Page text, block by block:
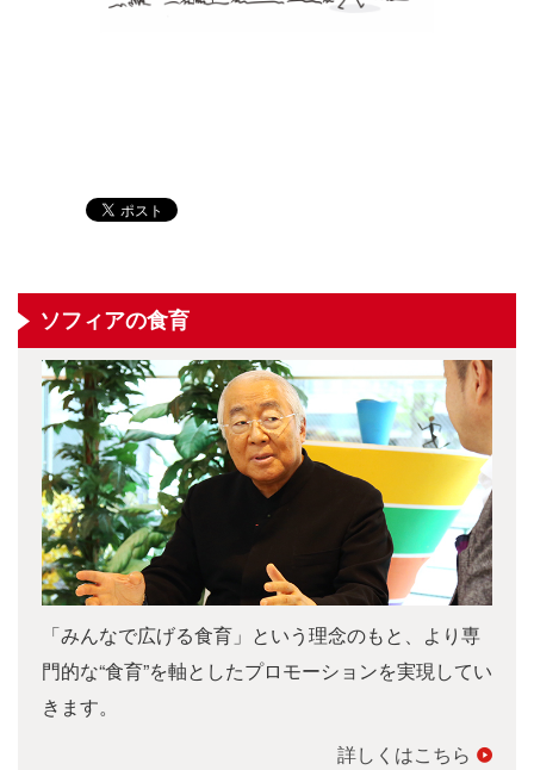
ソフィアの食育
「みんなで広げる食育」という理念のもと、より専
門的な“食育”を軸としたプロモーションを実現してい
きます。
詳しくはこちら